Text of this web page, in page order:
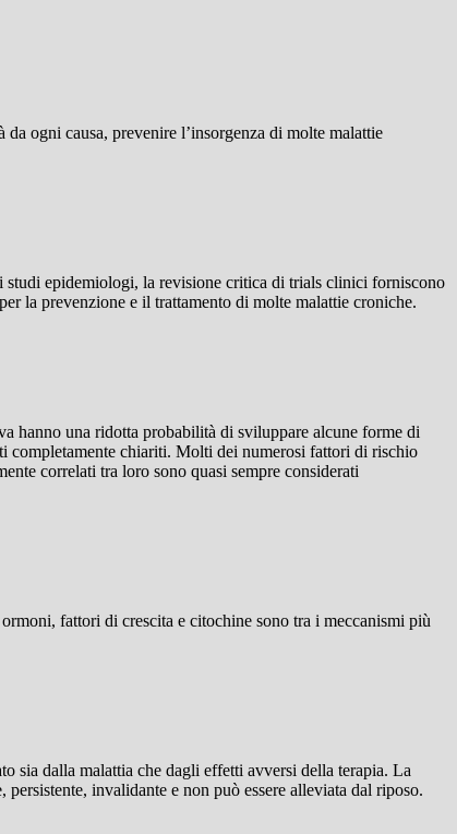
ogni causa, prevenire l’insorgenza di molte malattie
epidemiologi, la revisione critica di trials clinici forniscono
la prevenzione e il trattamento di molte malattie croniche.
hanno una ridotta probabilità di sviluppare alcune forme di
completamente chiariti. Molti dei numerosi fattori di rischio
correlati tra loro sono quasi sempre considerati
fattori di crescita e citochine sono tra i meccanismi più
sia dalla malattia che dagli effetti avversi della terapia. La
invalidante e non può essere alleviata dal riposo.